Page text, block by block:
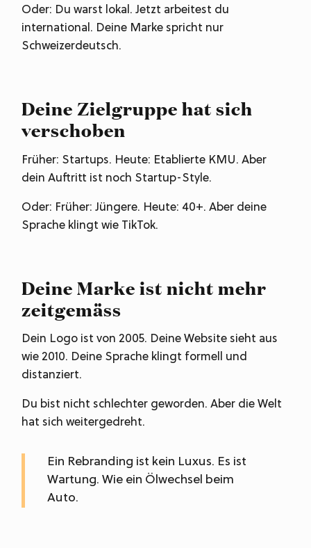
Oder: Du warst lokal. Jetzt arbeitest du
international. Deine Marke spricht nur
Schweizerdeutsch.
Deine Zielgruppe hat sich
verschoben
Früher: Startups. Heute: Etablierte KMU. Aber
dein Auftritt ist noch Startup-Style.
Oder: Früher: Jüngere. Heute: 40+. Aber deine
Sprache klingt wie TikTok.
Deine Marke ist nicht mehr
zeitgemäss
Dein Logo ist von 2005. Deine Website sieht aus
wie 2010. Deine Sprache klingt formell und
distanziert.
Du bist nicht schlechter geworden. Aber die Welt
hat sich weitergedreht.
Ein Rebranding ist kein Luxus. Es ist
Wartung. Wie ein Ölwechsel beim
Auto.